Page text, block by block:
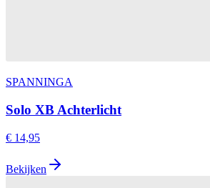
SPANNINGA
Solo XB Achterlicht
€ 14,95
Bekijken